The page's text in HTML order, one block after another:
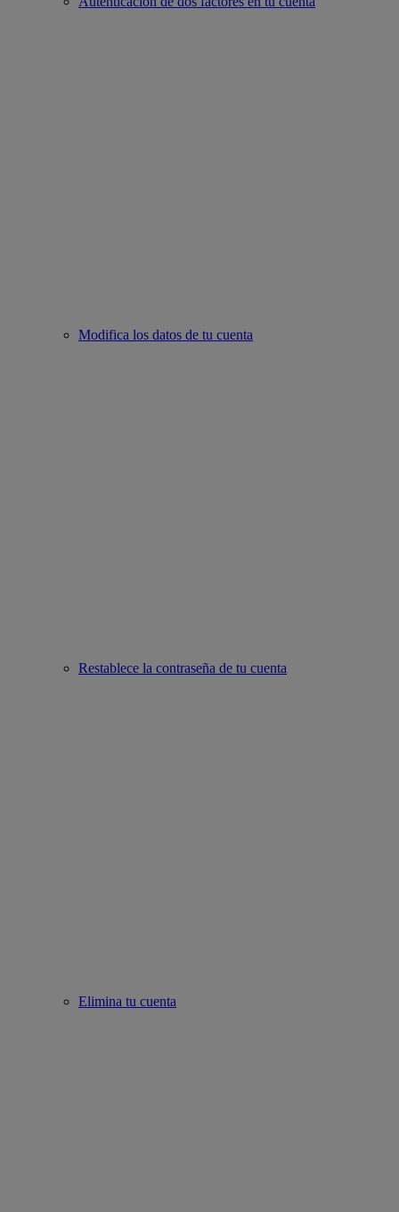
Modifica los datos de tu cuenta
Restablece la contraseña de tu cuenta
Elimina tu cuenta